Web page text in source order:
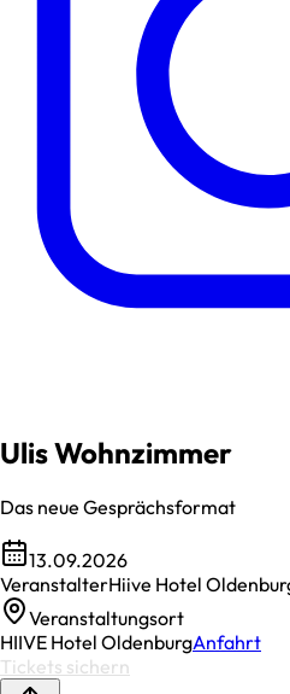
Ulis Wohnzimmer
Das neue Gesprächsformat
13.09.2026
VeranstalterHiive Hotel
Veranstaltungsort
HIIVE Hotel OldenburgAnfahrt
Tickets sichern